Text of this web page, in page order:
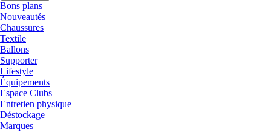
Bons plans
Nouveautés
Chaussures
Textile
Ballons
Supporter
Lifestyle
Équipements
Espace Clubs
Entretien physique
Déstockage
Marques